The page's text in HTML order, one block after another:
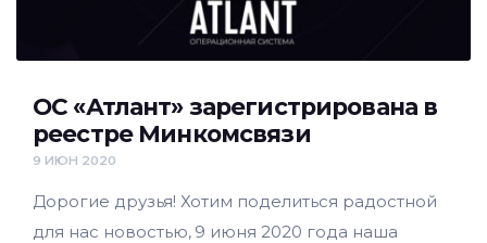
ОС «Атлант» зарегистрирована в
реестре Минкомсвязи
9 ИЮН 2020
Дорогие друзья! Хотим поделиться радостной
для нас новостью, 9 июня 2020 года наша